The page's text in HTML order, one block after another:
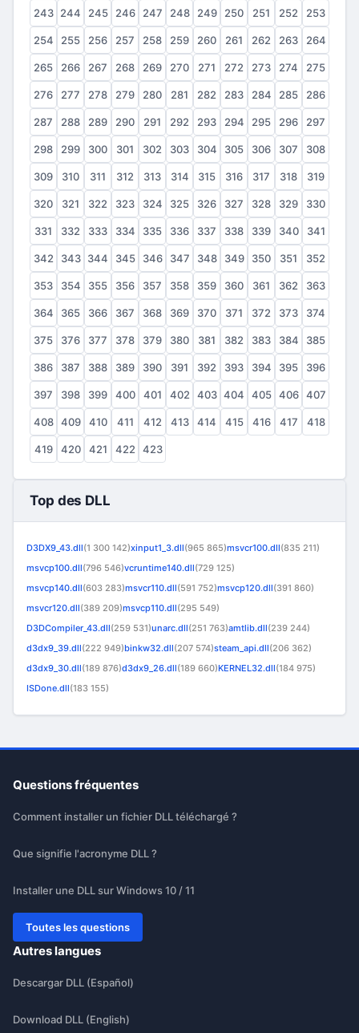
243 244 245 246 247 248 249 250 251 252 253
254 255 256 257 258 259 260 261 262 263 264
265 266 267 268 269 270 271 272 273 274 275
276 277 278 279 280 281 282 283 284 285 286
287 288 289 290 291 292 293 294 295 296 297
298 299 300 301 302 303 304 305 306 307 308
309 310 311 312 313 314 315 316 317 318 319
320 321 322 323 324 325 326 327 328 329 330
331 332 333 334 335 336 337 338 339 340 341
342 343 344 345 346 347 348 349 350 351 352
353 354 355 356 357 358 359 360 361 362 363
364 365 366 367 368 369 370 371 372 373 374
375 376 377 378 379 380 381 382 383 384 385
386 387 388 389 390 391 392 393 394 395 396
397 398 399 400 401 402 403 404 405 406 407
408 409 410 411 412 413 414 415 416 417 418
419 420 421 422 423
Top des DLL
D3DX9_43.dll(1 300 142)xinput1_3.dll(965 865)msvcr100.dll(835 211)
msvcp100.dll(796 546)vcruntime140.dll(729 125)
msvcp140.dll(603 283)msvcr110.dll(591 752)msvcp120.dll(391 860)
msvcr120.dll(389 209)msvcp110.dll(295 549)
D3DCompiler_43.dll(259 531)unarc.dll(251 763)amtlib.dll(239 244)
d3dx9_39.dll(222 949)binkw32.dll(207 574)steam_api.dll(206 362)
d3dx9_30.dll(189 876)d3dx9_26.dll(189 660)KERNEL32.dll(184 975)
ISDone.dll(183 155)
Questions fréquentes
Comment installer un fichier DLL téléchargé ?
Que signifie l'acronyme DLL ?
Installer une DLL sur Windows 10 / 11
Toutes les questions
Autres langues
Descargar DLL (Español)
Download DLL (English)